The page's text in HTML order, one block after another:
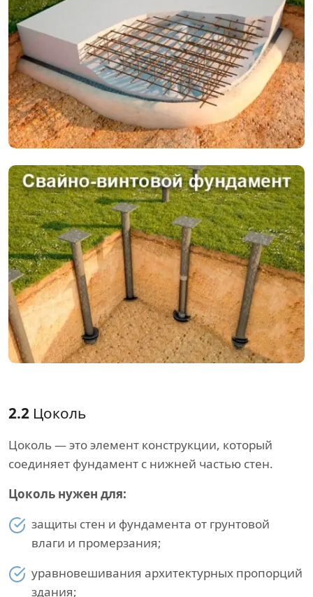
2.2 Цоколь
Цоколь — это элемент конструкции, который
соединяет фундамент с нижней частью стен.
Цоколь нужен для:
защиты стен и фундамента от грунтовой
влаги и промерзания;
уравновешивания архитектурных пропорций
здания;